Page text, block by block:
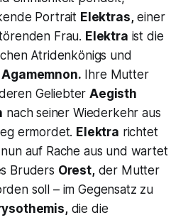
Portrait Elektras, einer
Frau. Elektra ist die
Atridenkönigs und
Agamemnon. Ihre Mutter
GeliebterAegisth
nach seiner Wiederkehr aus
ermordet. Elektra richtet
auf Rache aus und wartet
Bruders Orest, der Mutter
soll – im Gegensatz zu
die die